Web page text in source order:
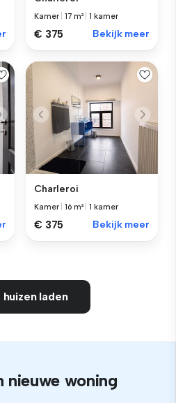
Kamer |17 m² |1 kamer
€ 375 Bekijk meer
Charleroi
Kamer |16 m² |1 kamer
€ 375 Bekijk meer
laden
nieuwe woning